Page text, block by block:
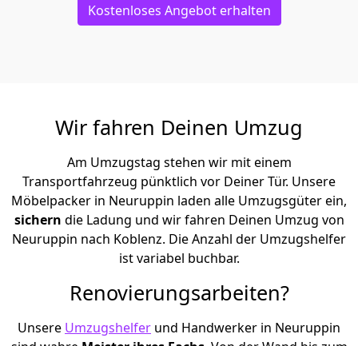
Kostenloses Angebot erhalten
Wir fahren Deinen Umzug
Am Umzugstag stehen wir mit einem
Transportfahrzeug pünktlich vor Deiner Tür. Unsere
Möbelpacker in Neuruppin laden alle Umzugsgüter ein,
sichern die Ladung und wir fahren Deinen Umzug von
Neuruppin nach Koblenz. Die Anzahl der Umzugshelfer
ist variabel buchbar.
Renovierungsarbeiten?
Unsere Umzugshelfer und Handwerker in Neuruppin